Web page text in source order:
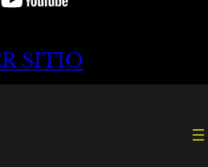
SITIO